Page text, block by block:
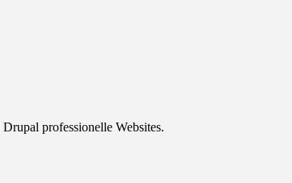
professionelle Websites.